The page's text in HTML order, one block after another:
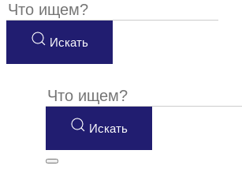
Искать
Искать